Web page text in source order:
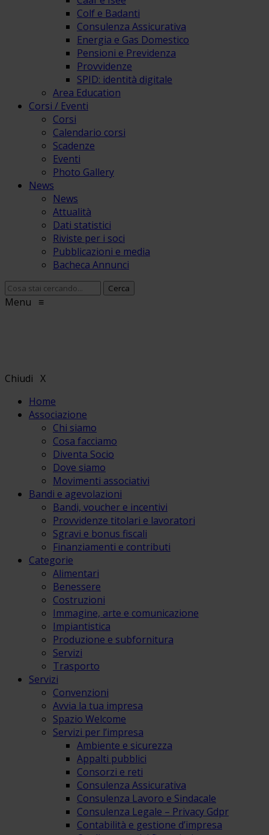
Colf e Badanti
Consulenza Assicurativa
Energia e Gas Domestico
Pensioni e Previdenza
Provvidenze
SPID: identità digitale
Area Education
Corsi / Eventi
Corsi
Calendario corsi
Scadenze
Eventi
Photo Gallery
News
News
Attualità
Dati statistici
Riviste per i soci
Pubblicazioni e media
Bacheca Annunci
Menu ≡
Chiudi X
Home
Associazione
Chi siamo
Cosa facciamo
Diventa Socio
Dove siamo
Movimenti associativi
Bandi e agevolazioni
Bandi, voucher e incentivi
Provvidenze titolari e lavoratori
Sgravi e bonus fiscali
Finanziamenti e contributi
Categorie
Alimentari
Benessere
Costruzioni
Immagine, arte e comunicazione
Impiantistica
Produzione e subfornitura
Servizi
Trasporto
Servizi
Convenzioni
Avvia la tua impresa
Spazio Welcome
Servizi per l’impresa
Ambiente e sicurezza
Appalti pubblici
Consorzi e reti
Consulenza Assicurativa
Consulenza Lavoro e Sindacale
Consulenza Legale – Privacy Gdpr
Contabilità e gestione d’impresa